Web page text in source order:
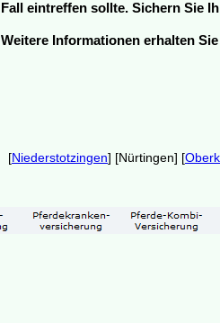
Fall eintreffen sollte. Sichern Sie
Weitere Informationen erhalten
[Niederstotzingen] [Nürtingen] [